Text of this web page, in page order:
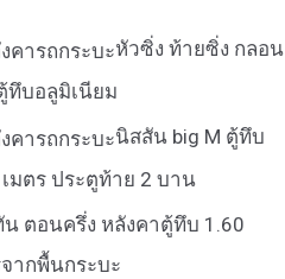
หัวซิ่ง ท้ายซิ่ง กลอน
ทึบอลูมิเนียม
นิสสัน big M ตู้ทึบ
เมตร ประตูท้าย 2 บาน
น ตอนครึ่ง หลังคาตู้ทึบ 1.60
ากพื้นกระบะ